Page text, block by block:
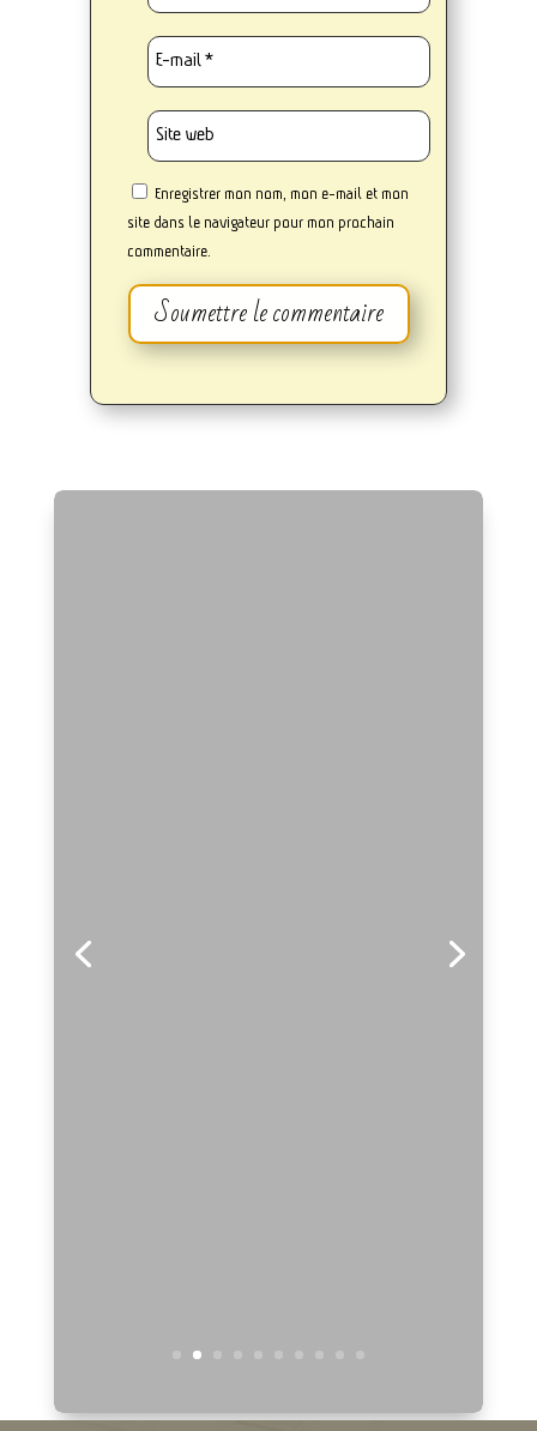
Enregistrer mon nom, mon e-mail et mon
site dans le navigateur pour mon prochain
commentaire.
Soumettre le commentaire